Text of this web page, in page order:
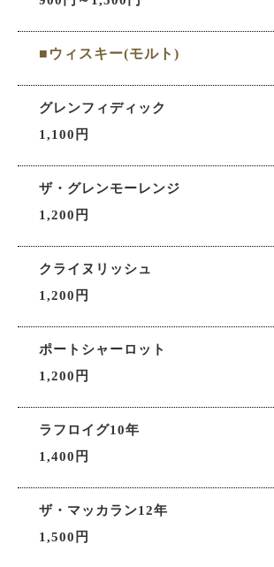
■ウィスキー(モルト)
グレンフィディック
1,100円
ザ・グレンモーレンジ
1,200円
クライヌリッシュ
1,200円
ポートシャーロット
1,200円
ラフロイグ10年
1,400円
ザ・マッカラン12年
1,500円